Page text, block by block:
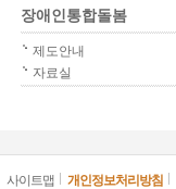
장애인통합돌봄
제도안내
자료실
사이트맵 개인정보처리방침